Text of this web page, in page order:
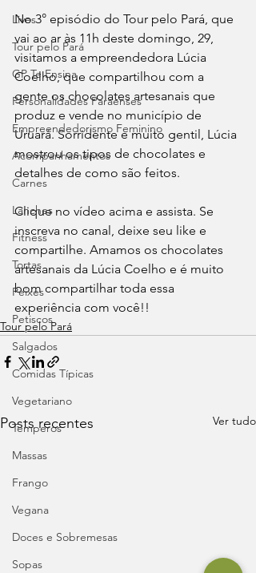
Lives
Tour pelo Pará
GP Te Ensina
Personalidades Paraenses
Empreendedorismo Feminino
Acompanhamentos
Carnes
Lanches
Fitness
Tortas
Peixes
Petiscos
Salgados
Comidas Típicas
Vegetariano
Temperos
Massas
Frango
Vegana
Doces e Sobremesas
Sopas
No 3° episódio do Tour pelo Pará, que
vai ao ar às 11h deste domingo, 29,
visitamos a empreendedora Lúcia
Coelho, que compartilhou com a
gente os chocolates artesanais que
produz e vende no município de
Uruará. Sorridente e muito gentil, Lúcia
mostrou os tipos de chocolates e
detalhes de como são feitos.
Clique no vídeo acima e assista. Se
inscreva no canal, deixe seu like e
compartilhe. Amamos os chocolates
artesanais da Lúcia Coelho e é muito
bom compartilhar toda essa
experiência com você!!
Tour pelo Pará
Posts recentes Ver tudo